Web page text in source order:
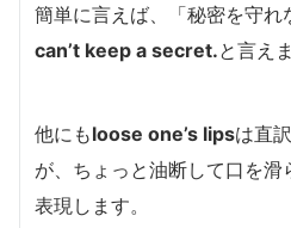
簡単に言えば、「秘密を守れ
can’t keep a secret.と言え
他にもloose one’s lipsは直
が、ちょっと油断して口を滑
表現します。